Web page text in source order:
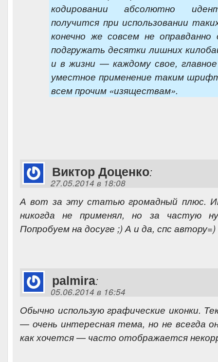
кодировании абсолютно
получится при использовании
конечно же совсем не оправданно
подгружать десятки лишних
и в жизни — каждому свое,
уместное применение таким
всем прочим «изяществам».
Виктор Доценко:
27.05.2014 в 18:08
А вот за эту статью громадный плюс.
никогда не применял, но за частую
Попробуем на досуге ;) А и да, спс
palmira:
05.06.2014 в 16:54
Обычно использую графические иконки.
— очень интересная тема, но не всегда
как хочется — часто отображается